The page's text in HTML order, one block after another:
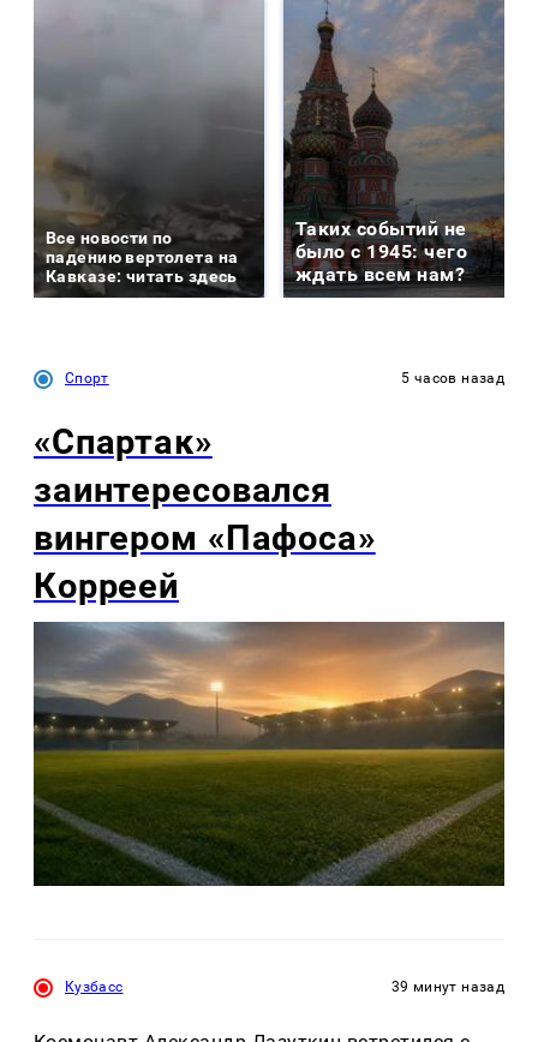
Все новости по
падению вертолета на
Кавказе: читать здесь
Таких событий не
было с 1945: чего
ждать всем нам?
Спорт 5 часов назад
«Спартак»
заинтересовался
вингером «Пафоса»
Корреей
Кузбасс 39 минут назад